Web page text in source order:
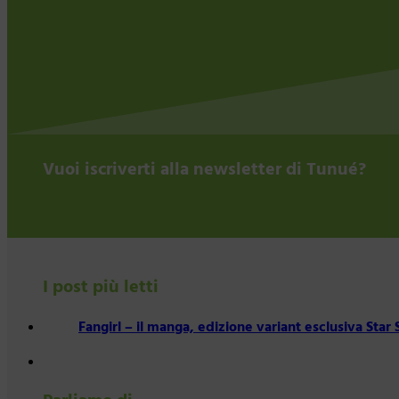
Vuoi iscriverti alla newsletter di Tunué?
I post più letti
Fangirl – il manga, edizione variant esclusiva Star